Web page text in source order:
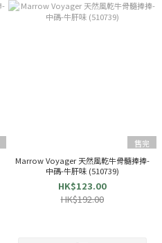
售完
Marrow Voyager 天然風乾牛骨髓捧捧-
中碼-牛肝味 (510739)
HK$123.00
HK$192.00